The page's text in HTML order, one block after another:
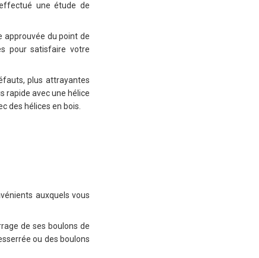
une étude de
approuvée du point de
pour satisfaire votre
plus attrayantes
rapide avec une hélice
des hélices en bois.
auxquels vous
de ses boulons de
ou des boulons